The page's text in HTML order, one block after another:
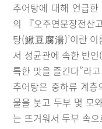
추어탕에 대해 언급
의 『오주연문장전산
탕(鰍豆腐湯)’이란 이
서 성균관에 속한 반
특한 맛을 즐긴다”라
추어탕은 중하류 계
물을 붓고 두부 몇 모
는 뜨거워서 두부 속